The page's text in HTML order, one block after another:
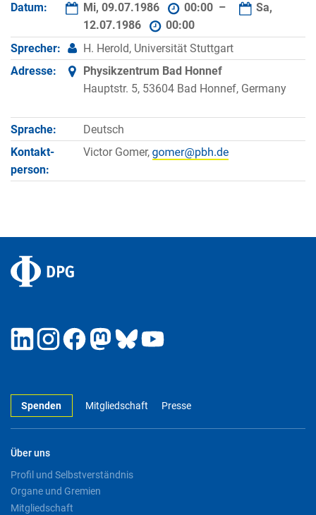
Datum: Mi, 09.07.1986 00:00 –
Sa,
12.07.1986
00:00
Sprecher:
H. Herold, Universität Stuttgart
Adresse:
Physikzentrum Bad Honnef
Hauptstr. 5, 53604 Bad Honnef, Germany
Sprache:
Deutsch
Kontakt­
person:
Victor Gomer,
Spenden Mitgliedschaft Presse
Über uns
Profil und Selbstverständnis
Organe und Gremien
Mitgliedschaft